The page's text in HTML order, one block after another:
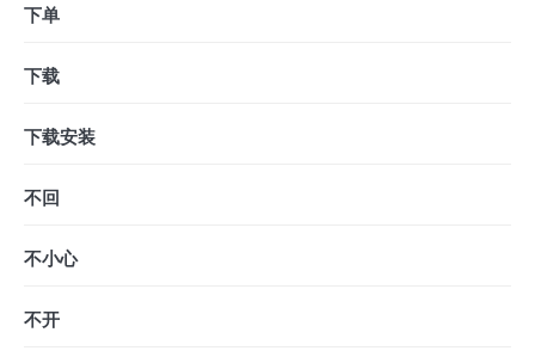
下单
下载
下载安装
不回
不小心
不开